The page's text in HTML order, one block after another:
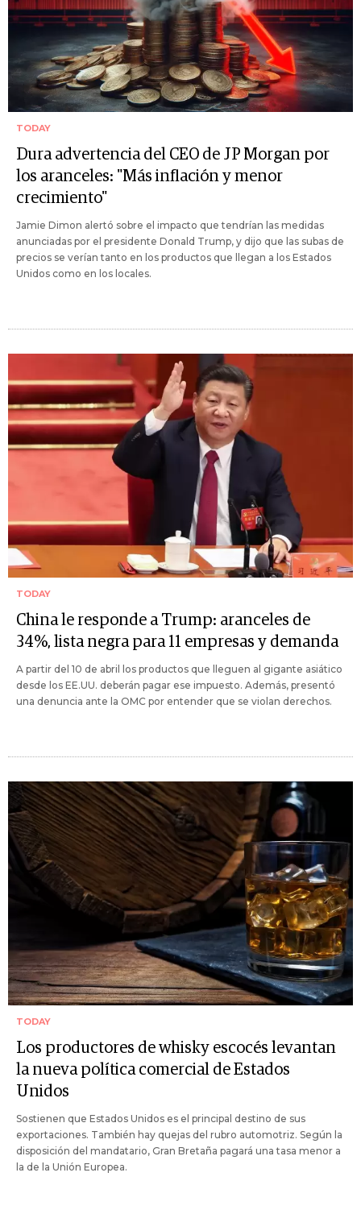
TODAY
Dura advertencia del CEO de JP Morgan por
los aranceles: "Más inflación y menor
crecimiento"
Jamie Dimon alertó sobre el impacto que tendrían las medidas
anunciadas por el presidente Donald Trump, y dijo que las subas de
precios se verían tanto en los productos que llegan a los Estados
Unidos como en los locales.
TODAY
China le responde a Trump: aranceles de
34%, lista negra para 11 empresas y demanda
A partir del 10 de abril los productos que lleguen al gigante asiático
desde los EE.UU. deberán pagar ese impuesto. Además, presentó
una denuncia ante la OMC por entender que se violan derechos.
TODAY
Los productores de whisky escocés levantan
la nueva política comercial de Estados
Unidos
Sostienen que Estados Unidos es el principal destino de sus
exportaciones. También hay quejas del rubro automotriz. Según la
disposición del mandatario, Gran Bretaña pagará una tasa menor a
la de la Unión Europea.